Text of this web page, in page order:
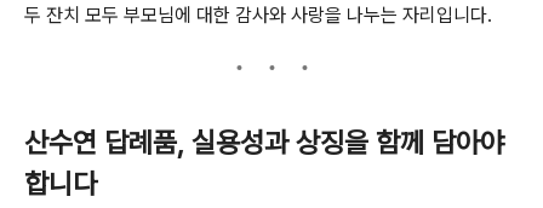
두 잔치 모두 부모님에 대한 감사와 사랑을 나누는 자리입니다.
산수연 답례품, 실용성과 상징을 함께 담아야
합니다